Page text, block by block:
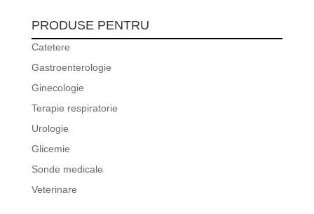
PRODUSE PENTRU
Catetere
Gastroenterologie
Ginecologie
Terapie respiratorie
Urologie
Glicemie
Sonde medicale
Veterinare